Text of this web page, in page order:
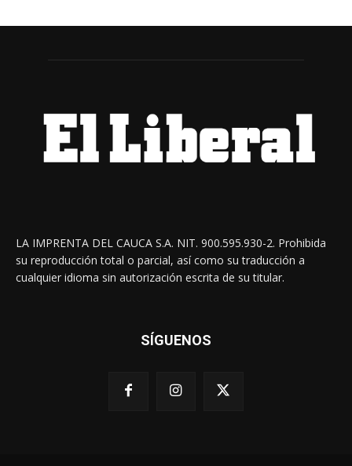
LA IMPRENTA DEL CAUCA S.A. NIT. 900.595.930-2. Prohibida
su reproducción total o parcial, así como su traducción a
cualquier idioma sin autorización escrita de su titular.
SÍGUENOS